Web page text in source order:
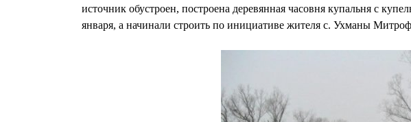
источник обустроен, построена деревянная часовня купальня с
января, а начинали строить по инициативе жителя с. Ухманы